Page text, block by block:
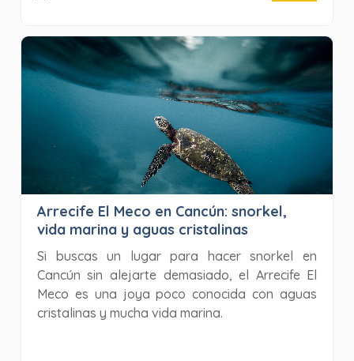
Arrecife El Meco en Cancún: snorkel,
vida marina y aguas cristalinas
Si buscas un lugar para hacer snorkel en
Cancún sin alejarte demasiado, el Arrecife El
Meco es una joya poco conocida con aguas
cristalinas y mucha vida marina.